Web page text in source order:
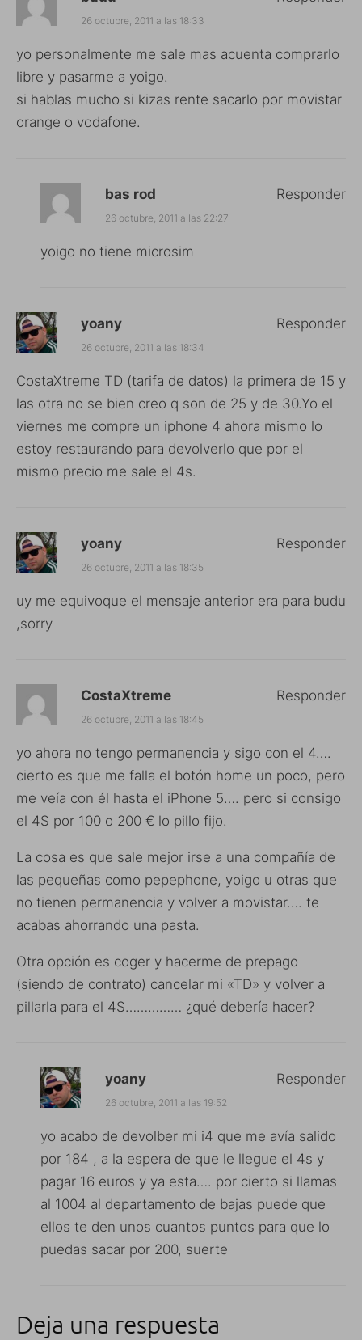
26 octubre, 2011 a las 18:33
yo personalmente me sale mas acuenta comprarlo
libre y pasarme a yoigo.
si hablas mucho si kizas rente sacarlo por movistar
orange o vodafone.
bas rod
26 octubre, 2011 a las 22:27
yoigo no tiene microsim
Responder
yoany
26 octubre, 2011 a las 18:34
CostaXtreme TD (tarifa de datos) la primera de 15 y
las otra no se bien creo q son de 25 y de 30.Yo el
viernes me compre un iphone 4 ahora mismo lo
estoy restaurando para devolverlo que por el
mismo precio me sale el 4s.
Responder
yoany
26 octubre, 2011 a las 18:35
uy me equivoque el mensaje anterior era para budu
,sorry
Responder
CostaXtreme
26 octubre, 2011 a las 18:45
yo ahora no tengo permanencia y sigo con el 4….
cierto es que me falla el botón home un poco, pero
me veía con él hasta el iPhone 5…. pero si consigo
el 4S por 100 o 200 € lo pillo fijo.
La cosa es que sale mejor irse a una compañía de
las pequeñas como pepephone, yoigo u otras que
no tienen permanencia y volver a movistar…. te
acabas ahorrando una pasta.
Otra opción es coger y hacerme de prepago
(siendo de contrato) cancelar mi «TD» y volver a
pillarla para el 4S…………… ¿qué debería hacer?
Responder
yoany
26 octubre, 2011 a las 19:52
yo acabo de devolber mi i4 que me avía salido
por 184 , a la espera de que le llegue el 4s y
pagar 16 euros y ya esta…. por cierto si llamas
al 1004 al departamento de bajas puede que
ellos te den unos cuantos puntos para que lo
puedas sacar por 200, suerte
Responder
Deja una respuesta